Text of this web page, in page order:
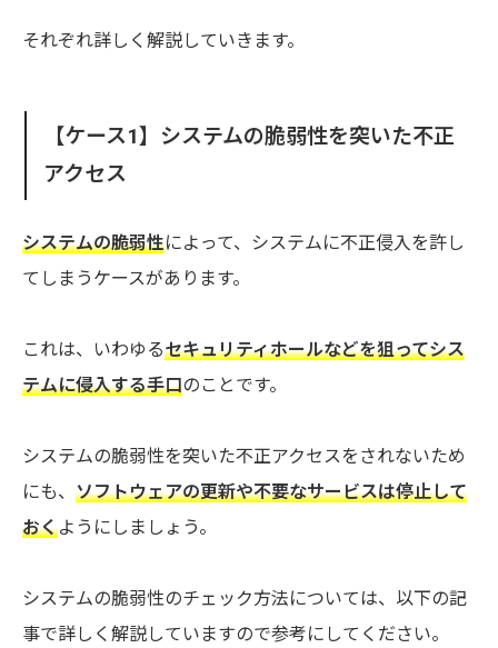
それぞれ詳しく解説していきます。
【ケース1】システムの脆弱性を突いた不正
アクセス
システムの脆弱性によって、システムに不正侵入を許し
てしまうケースがあります。
これは、いわゆるセキュリティホールなどを狙ってシス
テムに侵入する手口のことです。
システムの脆弱性を突いた不正アクセスをされないため
にも、 ソフトウェアの更新や不要なサービスは停止して
おくようにしましょう。
システムの脆弱性のチェック方法については、以下の記
事で詳しく解説していますので参考にしてください。